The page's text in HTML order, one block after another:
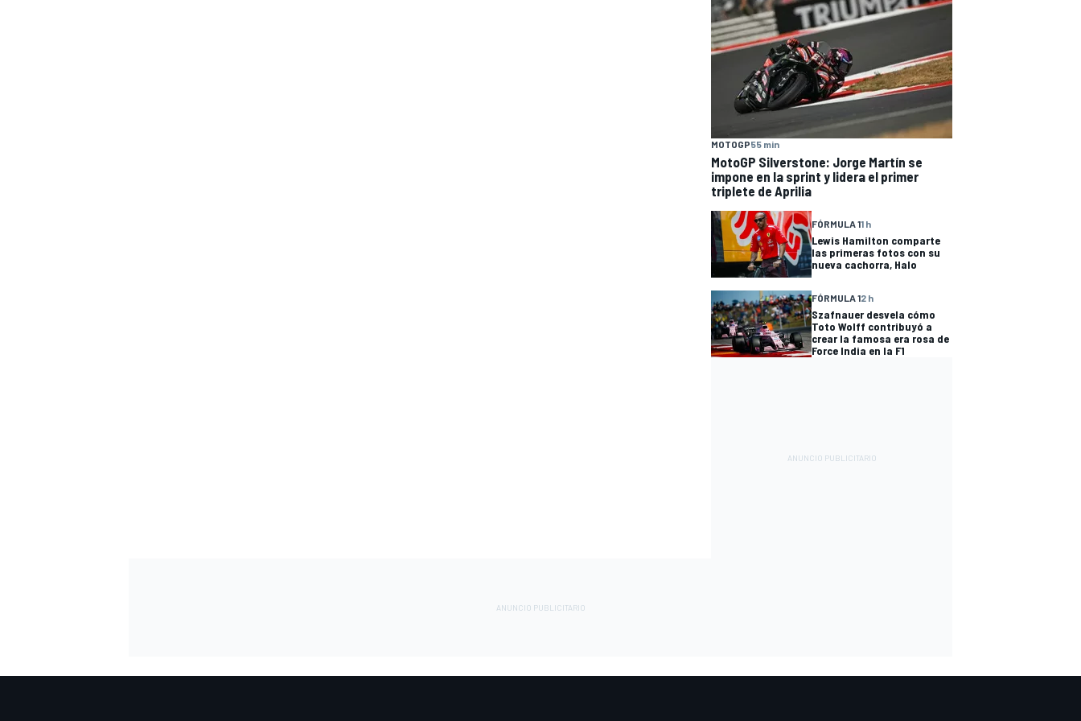
MOTOGP55 min
MotoGP Silverstone: Jorge Martín se
impone en la sprint y lidera el primer
triplete de Aprilia
FÓRMULA 11 h
Lewis Hamilton comparte
las primeras fotos con su
nueva cachorra, Halo
FÓRMULA 12 h
Szafnauer desvela cómo
Toto Wolff contribuyó a
crear la famosa era rosa de
Force India en la F1